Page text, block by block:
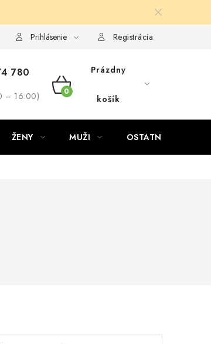
Prihlásenie Registrácia
780
– 16:00)
NÁKUPNÝ
Prázdny
košík
ŽENY MUŽI OSTATNÉ